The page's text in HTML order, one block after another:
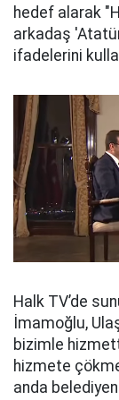
hedef alarak
arkadaş
ifadelerini
Halk TV’de
İmamoğlu,
bizimle
hizmete
anda